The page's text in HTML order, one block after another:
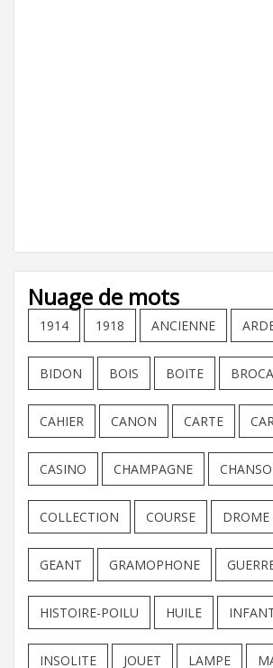
Nuage de mots
1914 1918 ANCIENNE
BIDON BOIS BOITE
CAHIER CANON CARTE
CASINO CHAMPAGNE
COLLECTION COURSE DROME
GEANT GRAMOPHONE
HISTOIRE-POILU HUILE
INSOLITE JOUET LAMPE